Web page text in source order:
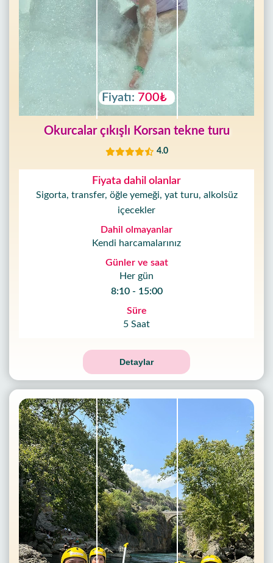
Fiyatı: 700₺
Okurcalar çıkışlı Korsan tekne turu
4.0
Fiyata dahil olanlar
Sigorta, transfer, öğle yemeği, yat turu, alkolsüz
içecekler
Dahil olmayanlar
Kendi harcamalarınız
Günler ve saat
Her gün
8:10 - 15:00
Süre
5 Saat
Detaylar